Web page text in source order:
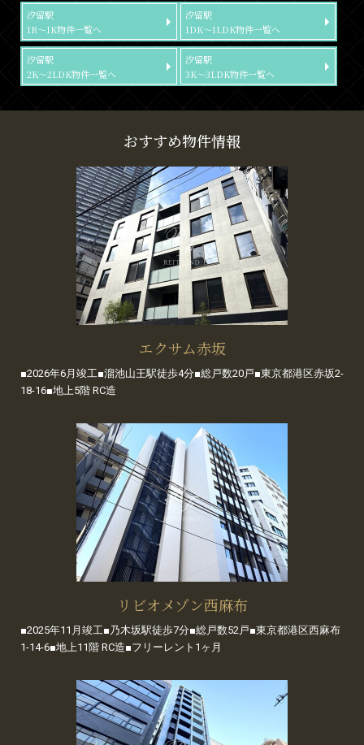
汐留駅
1R～1K物件一覧へ
汐留駅
1DK～1LDK物件一覧へ
汐留駅
2K～2LDK物件一覧へ
汐留駅
3K～3LDK物件一覧へ
おすすめ物件情報
エクサム赤坂
■2026年6月竣工■溜池山王駅徒歩4分■総戸数20戸■東京都港区赤坂2-
18-16■地上5階 RC造
リビオメゾン西麻布
■2025年11月竣工■乃木坂駅徒歩7分■総戸数52戸■東京都港区西麻布
1-14-6■地上11階 RC造■フリーレント1ヶ月